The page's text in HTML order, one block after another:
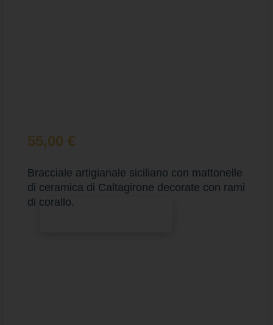
55,00 €
Bracciale artigianale siciliano con mattonelle
di ceramica di Caltagirone decorate con rami
di corallo.